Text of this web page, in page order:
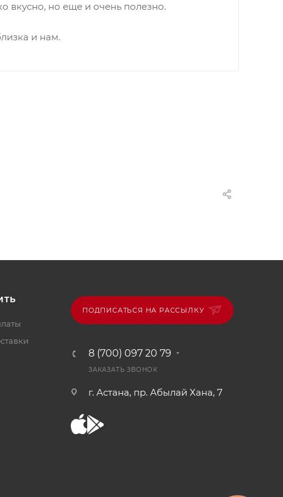
вкусно, но еще и очень полезно.
и нам.
ПОДПИСАТЬСЯ НА РАССЫЛКУ
8 (700) 097 20 79
ЗАКАЗАТЬ ЗВОНОК
г. Астана, пр. Абылай Хана, 7